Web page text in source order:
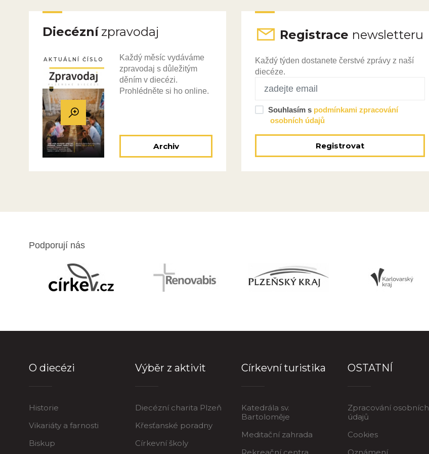
Diecéznízpravodaj
AKTUÁLNÍ ČÍSLO
Každý měsíc vydáváme
zpravodaj s důležitým
děním v diecézi.
Prohlédněte si ho online.
Archiv
Registrace newsletteru
Každý týden dostanete čerstvé zprávy z naší
diecéze.
Souhlasím s podmínkami zpracování
osobních údajů
Registrovat
Podporují nás
O diecézi
Historie
Vikariáty a farnosti
Biskup
Výběr z aktivit
Diecézní charita Plzeň
Křesťanské poradny
Církevní školy
Církevní turistika
Katedrála sv.
Bartoloměje
Meditační zahrada
OSTATNÍ
Zpracování osobních
údajů
Cookies